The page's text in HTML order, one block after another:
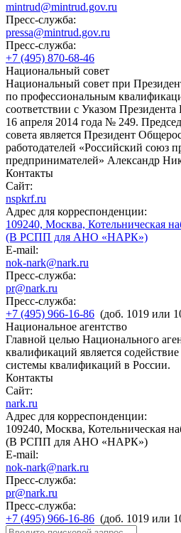
mintrud@mintrud.gov.ru
Пресс-служба:
pressa@mintrud.gov.ru
Пресс-служба:
+7 (495) 870-68-46
Национальный совет
Национальный совет при
по профессиональным
соответствии с Указом
16 апреля 2014 года № 249.
совета является Президент
работодателей «Российский союз
предпринимателей» Александр
Контакты
Сайт:
nspkrf.ru
Адрес для корреспонденции:
109240, Москва, Котельническая
(В РСПП для АНО «НАРК»)
E-mail:
nok-nark@nark.ru
Пресс-служба:
pr@nark.ru
Пресс-служба:
+7 (495) 966-16-86 (доб. 1019 или
Национальное агентство
Главной целью Национального
квалификаций является
системы квалификаций в России.
Контакты
Сайт:
nark.ru
Адрес для корреспонденции:
109240, Москва, Котельническая
(В РСПП для АНО «НАРК»)
E-mail:
nok-nark@nark.ru
Пресс-служба:
pr@nark.ru
Пресс-служба:
+7 (495) 966-16-86 (доб. 1019 или